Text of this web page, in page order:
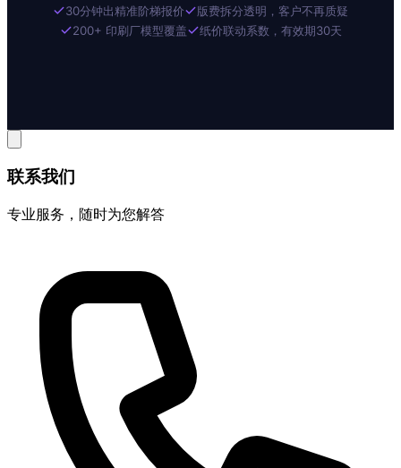
30分钟出精准阶梯报价
版费拆分透明，客户不再质疑
200+ 印刷厂模型覆盖
纸价联动系数，有效期30天
联系我们
专业服务，随时为您解答